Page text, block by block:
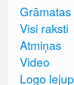
Grāmatas
Visi raksti
Atmiņas
Video
Logo